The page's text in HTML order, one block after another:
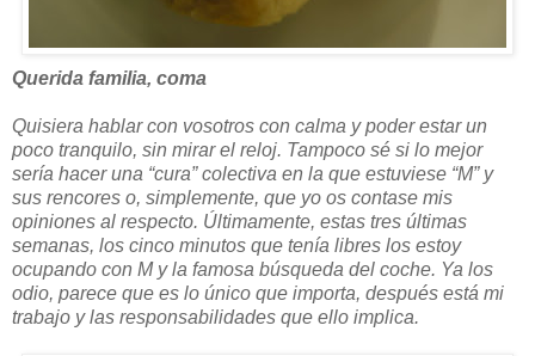
Querida familia, coma
Quisiera hablar con vosotros con calma y poder estar un
poco tranquilo, sin mirar el reloj. Tampoco sé si lo mejor
sería hacer una “cura” colectiva en la que estuviese “M” y
sus rencores o, simplemente, que yo os contase mis
opiniones al respecto. Últimamente, estas tres últimas
semanas, los cinco minutos que tenía libres los estoy
ocupando con M y la famosa búsqueda del coche. Ya los
odio, parece que es lo único que importa, después está mi
trabajo y las responsabilidades que ello implica.